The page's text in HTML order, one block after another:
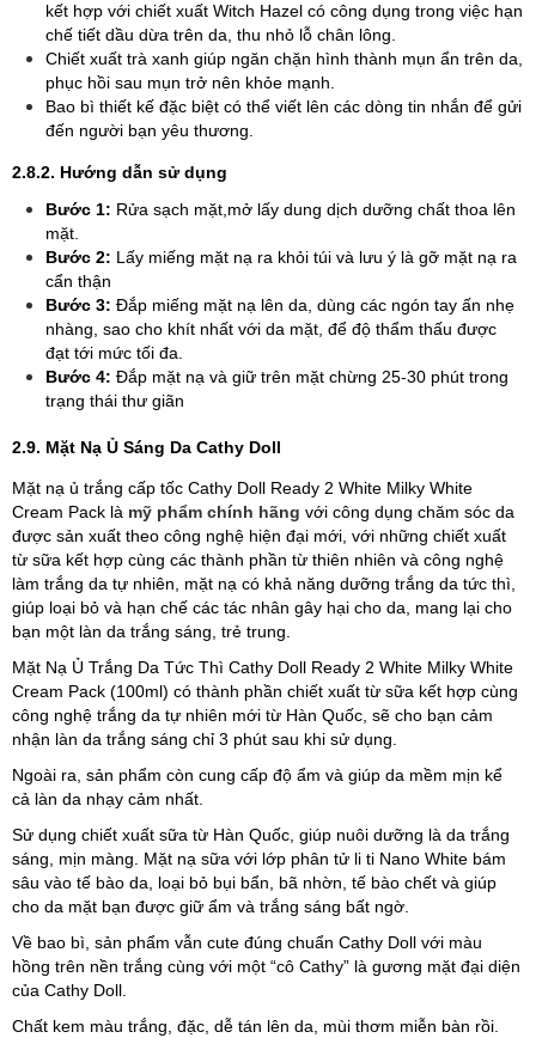
kết hợp với chiết xuất Witch Hazel có công dụng trong việc hạn
chế tiết dầu dừa trên da, thu nhỏ lỗ chân lông.
Chiết xuất trà xanh giúp ngăn chặn hình thành mụn ẩn trên da,
phục hồi sau mụn trở nên khỏe mạnh.
Bao bì thiết kế đặc biệt có thể viết lên các dòng tin nhắn để gửi
đến người bạn yêu thương.
2.8.2. Hướng dẫn sử dụng
Bước 1: Rửa sạch mặt,mở lấy dung dịch dưỡng chất thoa lên
mặt.
Bước 2: Lấy miếng mặt nạ ra khỏi túi và lưu ý là gỡ mặt nạ ra
cẩn thận
Bước 3: Đắp miếng mặt nạ lên da, dùng các ngón tay ấn nhẹ
nhàng, sao cho khít nhất với da mặt, để độ thẩm thấu được
đạt tới mức tối đa.
Bước 4: Đắp mặt nạ và giữ trên mặt chừng 25-30 phút trong
trạng thái thư giãn
2.9. Mặt Nạ Ủ Sáng Da Cathy Doll
Mặt nạ ủ trắng cấp tốc Cathy Doll Ready 2 White Milky White
Cream Pack là mỹ phẩm chính hãng với công dụng chăm sóc da
được sản xuất theo công nghệ hiện đại mới, với những chiết xuất
từ sữa kết hợp cùng các thành phần từ thiên nhiên và công nghệ
làm trắng da tự nhiên, mặt nạ có khả năng dưỡng trắng da tức thì,
giúp loại bỏ và hạn chế các tác nhân gây hại cho da, mang lại cho
bạn một làn da trắng sáng, trẻ trung.
Mặt Nạ Ủ Trắng Da Tức Thì Cathy Doll Ready 2 White Milky White
Cream Pack (100ml) có thành phần chiết xuất từ sữa kết hợp cùng
công nghệ trắng da tự nhiên mới từ Hàn Quốc, sẽ cho bạn cảm
nhận làn da trắng sáng chỉ 3 phút sau khi sử dụng.
Ngoài ra, sản phẩm còn cung cấp độ ẩm và giúp da mềm mịn kể
cả làn da nhạy cảm nhất.
Sử dụng chiết xuất sữa từ Hàn Quốc, giúp nuôi dưỡng là da trắng
sáng, mịn màng. Mặt nạ sữa với lớp phân tử li ti Nano White bám
sâu vào tế bào da, loại bỏ bụi bẩn, bã nhờn, tế bào chết và giúp
cho da mặt bạn được giữ ẩm và trắng sáng bất ngờ.
Về bao bì, sản phẩm vẫn cute đúng chuẩn Cathy Doll với màu
hồng trên nền trắng cùng với một “cô Cathy” là gương mặt đại diện
của Cathy Doll.
Chất kem màu trắng, đặc, dễ tán lên da, mùi thơm miễn bàn rồi.